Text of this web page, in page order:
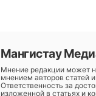
Мангистау
Мнение редакции может
мнением авторов статей и
Ответственность за
изложенной в статьях и